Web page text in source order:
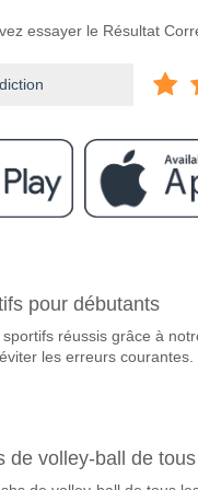
essayer le Résultat
v St. Louis City SC 10
pour gagner
elles dans le
avec un
pour débutants
réussis grâce à
les erreurs
de volley-ball de